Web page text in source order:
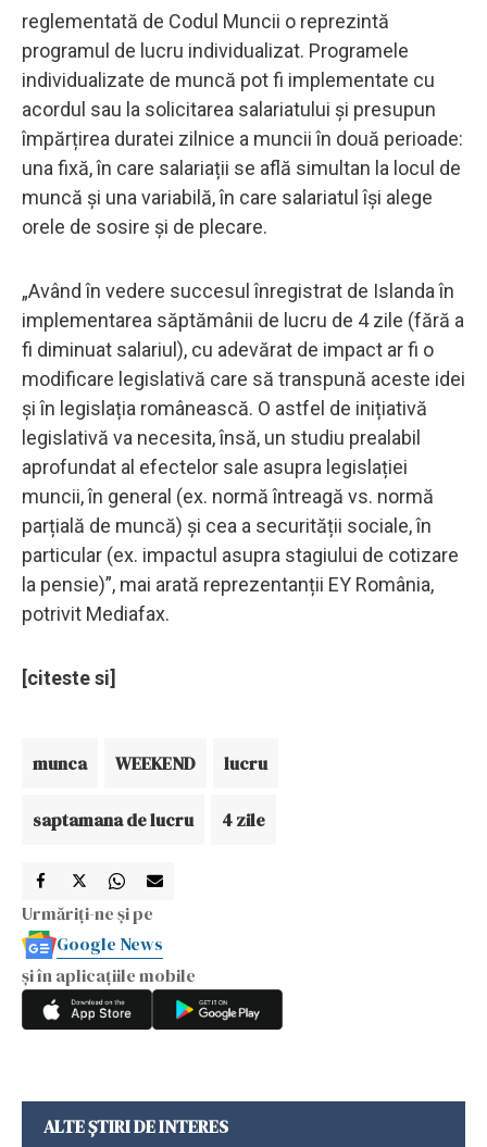
reglementată de Codul Muncii o reprezintă
programul de lucru individualizat. Programele
individualizate de muncă pot fi implementate cu
acordul sau la solicitarea salariatului și presupun
împărțirea duratei zilnice a muncii în două perioade:
una fixă, în care salariații se află simultan la locul de
muncă şi una variabilă, în care salariatul îşi alege
orele de sosire şi de plecare.
„Având în vedere succesul înregistrat de Islanda în
implementarea săptămânii de lucru de 4 zile (fără a
fi diminuat salariul), cu adevărat de impact ar fi o
modificare legislativă care să transpună aceste idei
și în legislația românească. O astfel de inițiativă
legislativă va necesita, însă, un studiu prealabil
aprofundat al efectelor sale asupra legislației
muncii, în general (ex. normă întreagă vs. normă
parțială de muncă) și cea a securității sociale, în
particular (ex. impactul asupra stagiului de cotizare
la pensie)”, mai arată reprezentanții EY România,
potrivit Mediafax.
[citeste si]
munca WEEKEND lucru
saptamana de lucru 4 zile
Urmăriți-ne și pe
Google News
și în aplicațiile mobile
ALTE ȘTIRI DE INTERES